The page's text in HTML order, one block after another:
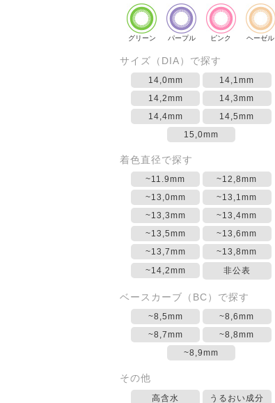
グリーン パープル ピンク ヘーゼル
サイズ（DIA）で探す
14,0mm
14,1mm
14,2mm
14,3mm
14,4mm
14,5mm
15,0mm
着色直径で探す
~11.9mm
~12,8mm
~13,0mm
~13,1mm
~13,3mm
~13,4mm
~13,5mm
~13,6mm
~13,7mm
~13,8mm
~14,2mm
非公表
ベースカーブ（BC）で探す
~8,5mm
~8,6mm
~8,7mm
~8,8mm
~8,9mm
その他
高含水 うるおい成分